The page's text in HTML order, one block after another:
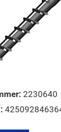
2230640